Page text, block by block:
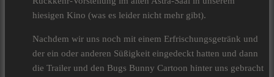
hiesigen Kino (was es leider nicht mehr gibt).
Nachdem wir uns noch mit einem Erfrischungsgetränk und
der ein oder anderen Süßigkeit eingedeckt hatten und dann
die Trailer und den Bugs Bunny Cartoon hinter uns gebracht